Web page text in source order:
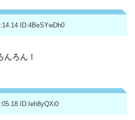
ID:4BeSYwDh0
んろん！
ID:Ieh8yQXi0